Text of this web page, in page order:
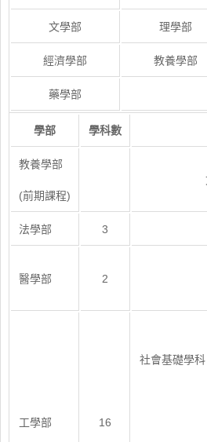
文學部 理學部
經濟學部 教養學部
藥學部
學部 學科數
教養學部
(前期課程)
法學部 3
醫學部 2
工學部 16
社會基礎學